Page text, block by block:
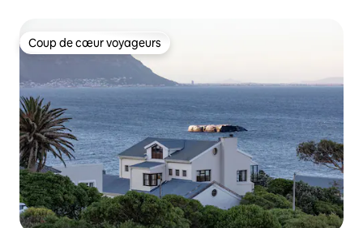
Coup de cœur voyageurs
Coup de cœur voyageurs